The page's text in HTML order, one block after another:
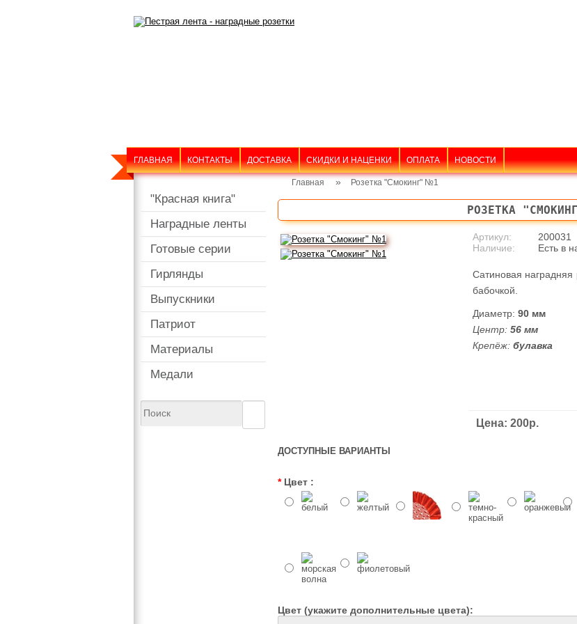
ГЛАВНАЯ КОНТАКТЫ ДОСТАВКА СКИДКИ И НАЦЕНКИ ОПЛАТА НОВОСТИ
"Красная книга"
Наградные ленты
Готовые серии
Гирлянды
Выпускники
Патриот
Материалы
Медали
Главная » Розетка "Смокинг" №1
РОЗЕТКА
Артикул:
200031
Наличие:
Есть в
Сатиновая наградняя
бабочкой.
Диаметр: 90 мм
Центр: 56 мм
Крепёж: булавка
Цена: 200р.
ДОСТУПНЫЕ ВАРИАНТЫ
* Цвет :
Цвет (укажите дополнительные цвета):